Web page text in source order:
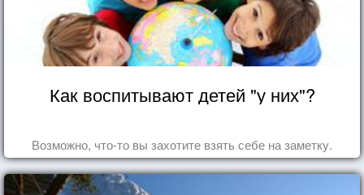
Как воспитывают детей "у них"?
Возможно, что-то вы захотите взять себе на заметку.